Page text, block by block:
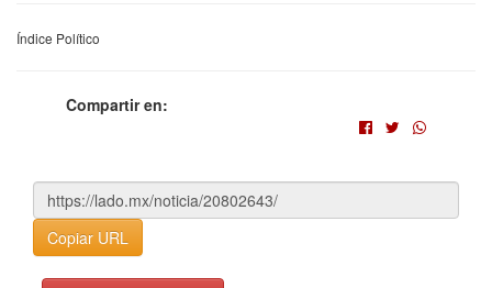
Índice Político
Compartir en:
Copiar URL